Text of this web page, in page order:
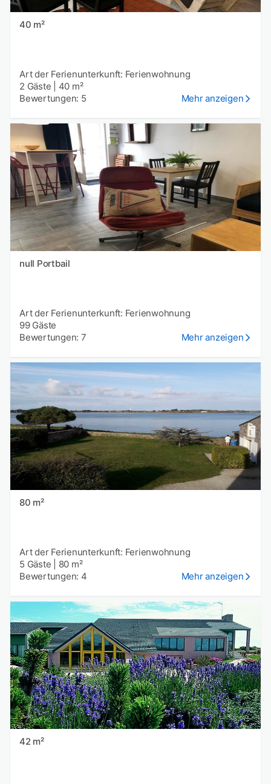
40 m²
Art der Ferienunterkunft: Ferienwohnung
2 Gäste
40 m²
Bewertungen: 5
Mehr anzeigen
null Portbail
Art der Ferienunterkunft: Ferienwohnung
99 Gäste
Bewertungen: 7
Mehr anzeigen
80 m²
Art der Ferienunterkunft: Ferienwohnung
5 Gäste
80 m²
Bewertungen: 4
Mehr anzeigen
42 m²